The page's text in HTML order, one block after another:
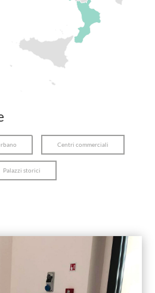
Centri commerciali
Palazzi storici